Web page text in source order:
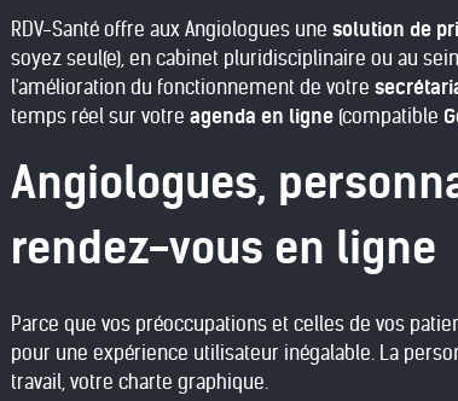
RDV-Santé offre aux Angiologues une solution de
soyez seul(e), en cabinet pluridisciplinaire ou au
l'amélioration du fonctionnement de votre
temps réel sur votre agenda en ligne (compatible
Angiologues,
rendez-vous en ligne
Parce que vos préoccupations et celles de vos
pour une expérience utilisateur inégalable. La
travail, votre charte graphique.